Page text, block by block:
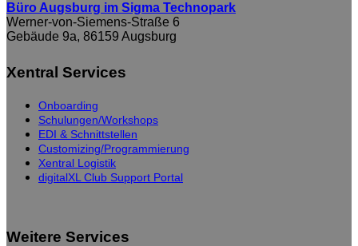
Büro Augsburg im Sigma Technopark
Werner-von-Siemens-Straße 6
Gebäude 9a, 86159 Augsburg
Xentral Services
Onboarding
Schulungen/Workshops
EDI & Schnittstellen
Customizing/Programmierung
Xentral Logistik
digitalXL Club Support Portal
Weitere Services